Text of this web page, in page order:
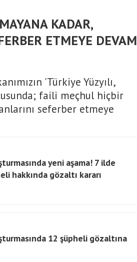
KADAR,
ETMEYE DEVAM
'Türkiye Yüzyılı,
faili meçhul hiçbir
seferber etmeye
yeni aşama! 7 ilde
hakkında gözaltı kararı
12 şüpheli gözaltına